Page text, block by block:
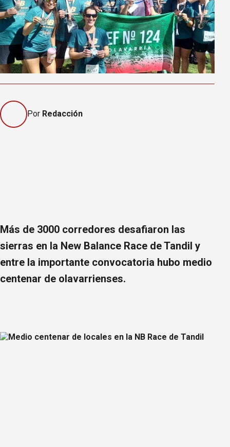
Por Redacción
Más de 3000 corredores desafiaron las
sierras en la New Balance Race de Tandil y
entre la importante convocatoria hubo medio
centenar de olavarrienses.